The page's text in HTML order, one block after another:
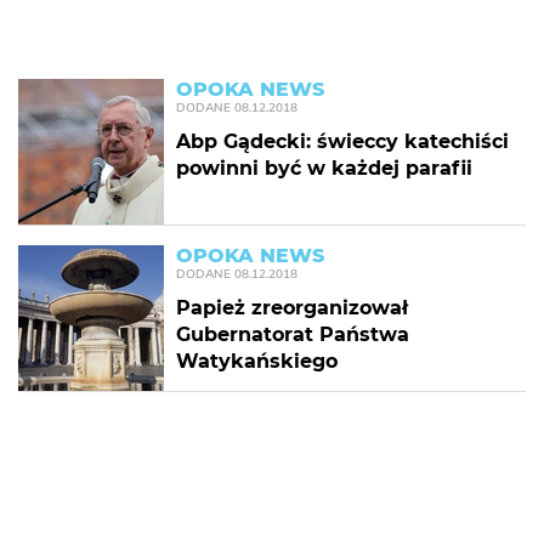
OPOKA NEWS
DODANE 08.12.2018
Abp Gądecki: świeccy katechiści
powinni być w każdej parafii
OPOKA NEWS
DODANE 08.12.2018
Papież zreorganizował
Gubernatorat Państwa
Watykańskiego